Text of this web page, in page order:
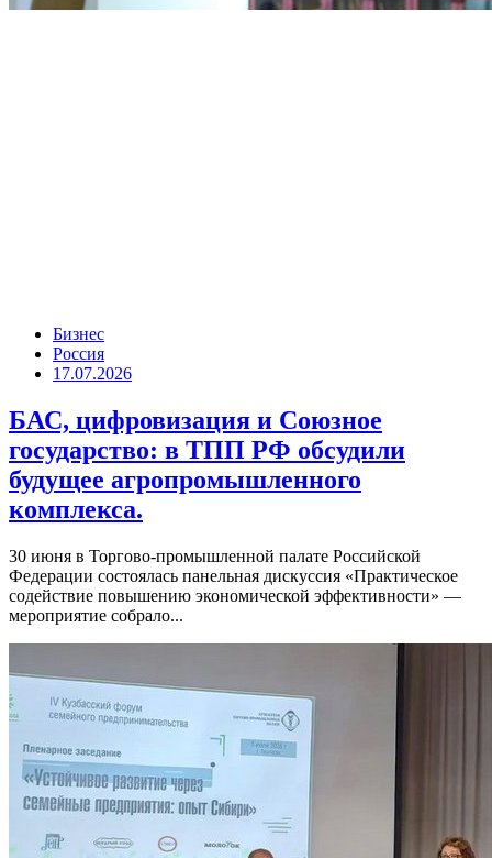
Бизнес
Россия
17.07.2026
БАС, цифровизация и Союзное
государство: в ТПП РФ обсудили
будущее агропромышленного
комплекса.
30 июня в Торгово-промышленной палате Российской
Федерации состоялась панельная дискуссия «Практическое
содействие повышению экономической эффективности» —
мероприятие собрало...